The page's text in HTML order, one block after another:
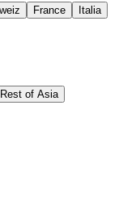
France
Italia
Rest of Asia